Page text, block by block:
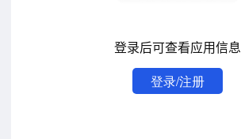
登录后可查看应用信息
登录/注册